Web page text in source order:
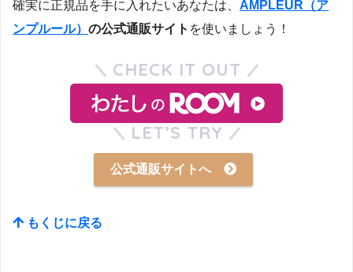
確実に正規品を手に入れたいあなたは、 AMPLEUR（ア
ンプルール） の公式通販サイト を使いましょう！
CHECK IT OUT
LET’S TRY
公式通販サイトへ
もくじに戻る